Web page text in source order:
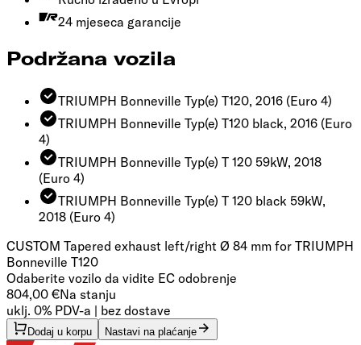
24 mjeseca garancije
Podržana vozila
TRIUMPH Bonneville Typ(e) T120, 2016 (Euro 4)
TRIUMPH Bonneville Typ(e) T120 black, 2016 (Euro
4)
TRIUMPH Bonneville Typ(e) T 120 59kW, 2018
(Euro 4)
TRIUMPH Bonneville Typ(e) T 120 black 59kW,
2018 (Euro 4)
CUSTOM Tapered exhaust left/right Ø 84 mm for TRIUMPH
Bonneville T120
Odaberite vozilo da vidite EC odobrenje
804,00 €Na stanju
uklj. 0% PDV-a | bez dostave
Dodaj u korpu Nastavi na plaćanje